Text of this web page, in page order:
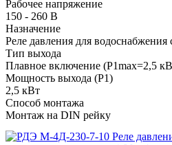
Рабочее напряжение
150 - 260 В
Назначение
Реле давления для
Тип выхода
Плавное включение (P1max=2,5
Мощность выхода (P1)
2,5 кВт
Способ монтажа
Монтаж на DIN рейку